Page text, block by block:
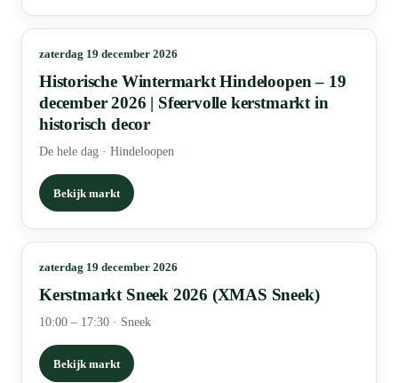
zaterdag 19 december 2026
Historische Wintermarkt Hindeloopen – 19
december 2026 | Sfeervolle kerstmarkt in
historisch decor
De hele dag · Hindeloopen
Bekijk markt
zaterdag 19 december 2026
Kerstmarkt Sneek 2026 (XMAS Sneek)
10:00 – 17:30 · Sneek
Bekijk markt